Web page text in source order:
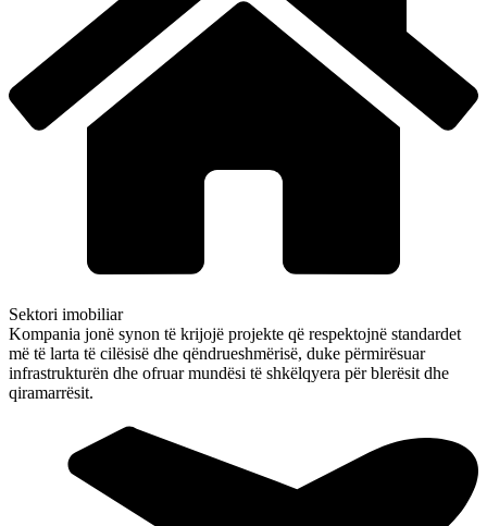
Sektori imobiliar
Kompania jonë synon të krijojë projekte që respektojnë standardet
më të larta të cilësisë dhe qëndrueshmërisë, duke përmirësuar
infrastrukturën dhe ofruar mundësi të shkëlqyera për blerësit dhe
qiramarrësit.